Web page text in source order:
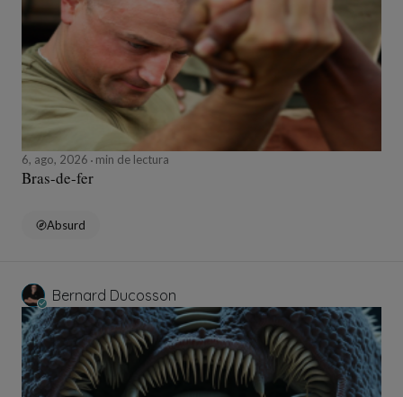
6, ago, 2026 min de lectura
Bras-de-fer
Absurd
Bernard Ducosson